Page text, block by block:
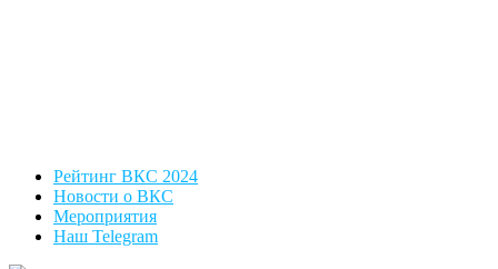
Рейтинг ВКС 2024
Новости о ВКС
Мероприятия
Наш Telegram